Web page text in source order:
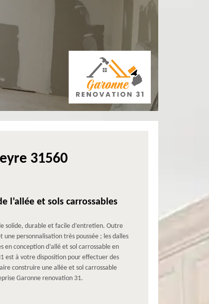
31560
l’allée et sols carrossables
solide, durable et facile d’entretien. Outre
personnalisation très poussée ; les dalles
conception d’allé et sol carrossable en
est à votre disposition pour effectuer des
construire une allée et sol carrossable
Garonne renovation 31.